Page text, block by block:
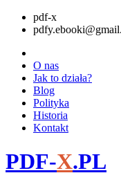
pdf-x
O nas
Jak to działa?
Blog
Polityka
Historia
Kontakt
PDF-X.PL